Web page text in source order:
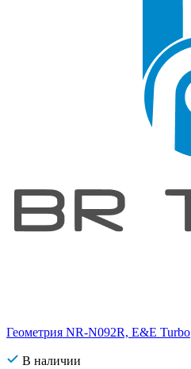
Геометрия NR-N092R, E&E Turbo
В наличии